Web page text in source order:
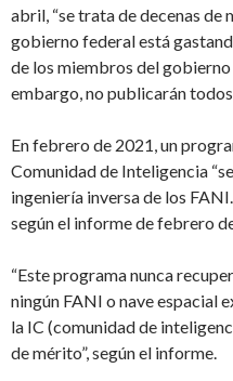
abril, “se trata de decenas de
gobierno federal está
de los miembros del
embargo, no publicarán todos
En febrero de 2021, un
Comunidad de Inteligencia
ingeniería inversa de los
según el informe de febrero
“Este programa nunca
ningún FANI o nave espacial
la IC (comunidad de
de mérito”, según el informe.